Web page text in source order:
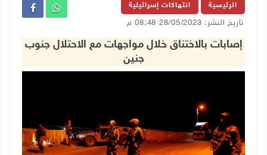
الرئيسية انتهاكات إسرائيلية
تاريخ النشر: 28/05/2023 08:48 م
إصابات بالاختناق خلال مواجهات مع الاحتلال جنوب
جنين